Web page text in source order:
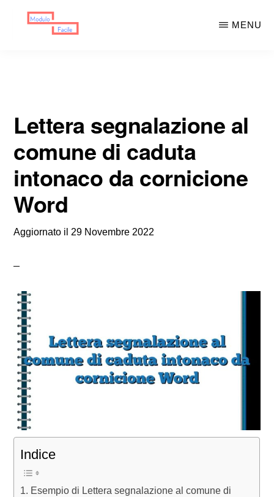
MENU
Lettera segnalazione al
comune di caduta
intonaco da cornicione
Word
Aggiornato il 29 Novembre 2022
Indice
Esempio di Lettera segnalazione al comune di